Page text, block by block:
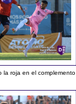
la roja en el complemento